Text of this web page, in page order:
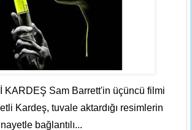
KARDEŞ Sam Barrett'in üçüncü filmi
Kardeş, tuvale aktardığı resimlerin
bağlantılı...